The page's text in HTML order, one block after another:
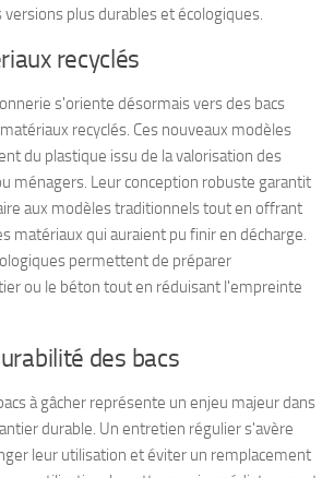
plus durables et écologiques.
recyclés
s'oriente désormais vers des bacs
recyclés. Ces nouveaux modèles
du plastique issu de la valorisation des
ménagers. Leur conception robuste garantit
aux modèles traditionnels tout en offrant
matériaux qui auraient pu finir en décharge.
permettent de préparer
ou le béton tout en réduisant l'empreinte
des bacs
à gâcher représente un enjeu majeur dans
durable. Un entretien régulier s'avère
leur utilisation et éviter un remplacement